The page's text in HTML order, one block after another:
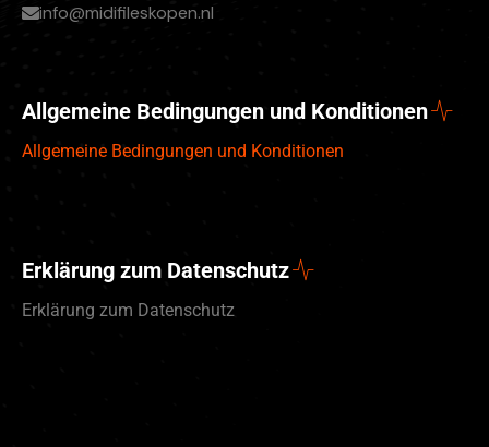
info@midifileskopen.nl
Allgemeine Bedingungen und Konditionen
Allgemeine Bedingungen und Konditionen
Erklärung zum Datenschutz
Erklärung zum Datenschutz